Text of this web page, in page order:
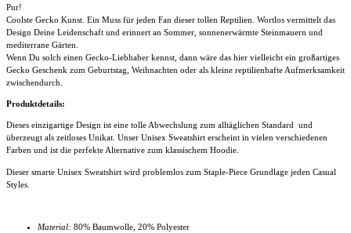
Pur!
Coolste Gecko Kunst. Ein Muss für jeden Fan dieser tollen Reptilien. Wortlos vermittelt das
Design Deine Leidenschaft und erinnert an Sommer, sonnenerwärmte Steinmauern und
mediterrane Gärten.
Wenn Du solch einen Gecko-Liebhaber kennst, dann wäre das hier vielleicht ein großartiges
Gecko Geschenk zum Geburtstag, Weihnachten oder als kleine reptilienhafte Aufmerksamkeit
zwischendurch.
Produktdetails:
Dieses einzigartige Design ist eine tolle Abwechslung zum alltäglichen Standard und
überzeugt als zeitloses Unikat. Unser Unisex Sweatshirt erscheint in vielen verschiedenen
Farben und ist die perfekte Alternative zum klassischem Hoodie.
Dieser smarte Unisex Sweatshirt wird problemlos zum Staple-Piece Grundlage jeden Casual
Styles.
Material: 80% Baumwolle, 20% Polyester